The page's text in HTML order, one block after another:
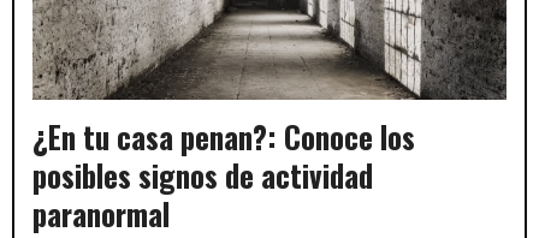
¿En tu casa penan?: Conoce los
posibles signos de actividad
paranormal